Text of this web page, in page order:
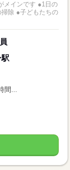
です ●1日の
除 ●子どもたちの
...